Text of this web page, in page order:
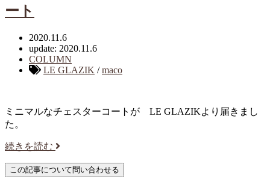
ート
2020.11.6
update: 2020.11.6
COLUMN
LE GLAZIK /maco
ミニマルなチェスターコートが LE GLAZIKより届きまし
た。
続きを読む